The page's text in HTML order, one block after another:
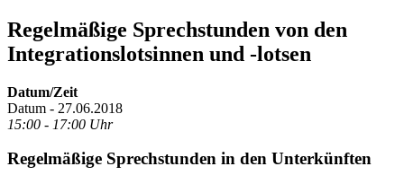
Regelmäßige Sprechstunden von den
Integrationslotsinnen und -lotsen
Datum/Zeit
Datum - 27.06.2018
15:00 - 17:00 Uhr
Regelmäßige Sprechstunden in den Unterkünften